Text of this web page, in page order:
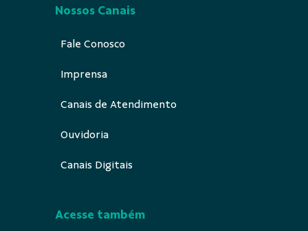
Nossos Canais
Fale Conosco
Imprensa
Canais de Atendimento
Ouvidoria
Canais Digitais
Acesse também